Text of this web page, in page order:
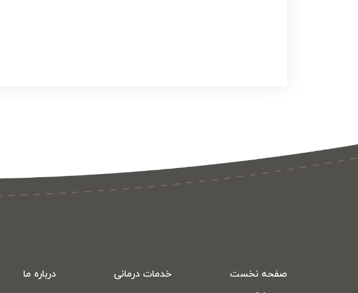
صفحه نخست
خدمات درمانی
درباره ما